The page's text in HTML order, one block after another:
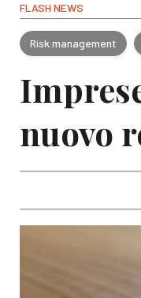
FLASH NEWS
Risk management
nuovo